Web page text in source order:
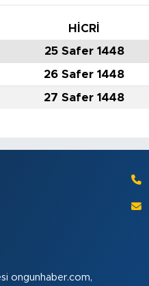
HİCRİ
25 Safer 1448
26 Safer 1448
27 Safer 1448
ongunhaber.com,